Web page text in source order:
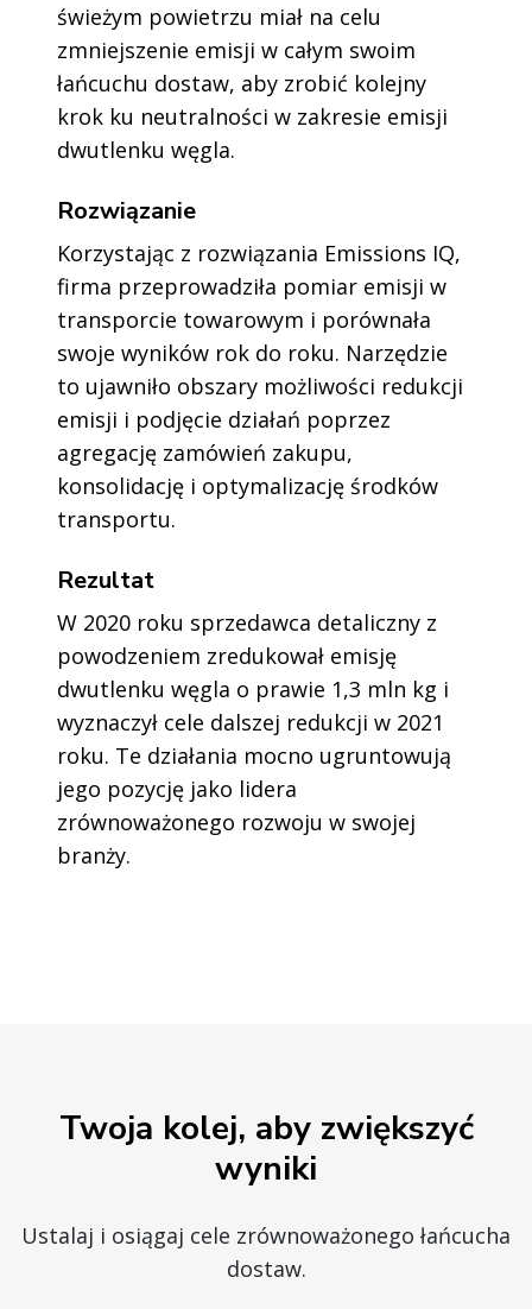
świeżym powietrzu miał na celu
zmniejszenie emisji w całym swoim
łańcuchu dostaw, aby zrobić kolejny
krok ku neutralności w zakresie emisji
dwutlenku węgla.
Rozwiązanie
Korzystając z rozwiązania Emissions IQ,
firma przeprowadziła pomiar emisji w
transporcie towarowym i porównała
swoje wyników rok do roku. Narzędzie
to ujawniło obszary możliwości redukcji
emisji i podjęcie działań poprzez
agregację zamówień zakupu,
konsolidację i optymalizację środków
transportu.
Rezultat
W 2020 roku sprzedawca detaliczny z
powodzeniem zredukował emisję
dwutlenku węgla o prawie 1,3 mln kg i
wyznaczył cele dalszej redukcji w 2021
roku. Te działania mocno ugruntowują
jego pozycję jako lidera
zrównoważonego rozwoju w swojej
branży.
Twoja kolej, aby zwiększyć
wyniki
Ustalaj i osiągaj cele zrównoważonego łańcucha
dostaw.